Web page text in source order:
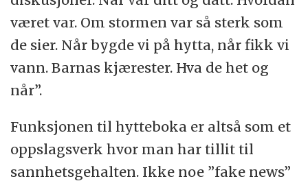
været var. Om stormen var så sterk som
de sier. Når bygde vi på hytta, når fikk vi
vann. Barnas kjærester. Hva de het og
når”.
Funksjonen til hytteboka er altså som et
oppslagsverk hvor man har tillit til
sannhetsgehalten. Ikke noe ”fake news”